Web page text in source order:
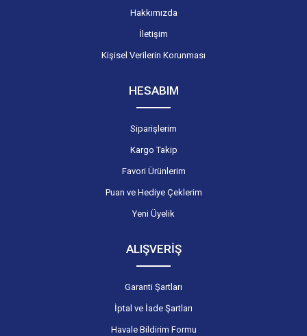
Hakkımızda
İletişim
Kişisel Verilerin Korunması
HESABIM
Siparişlerim
Kargo Takip
Favori Ürünlerim
Puan ve Hediye Çeklerim
Yeni Üyelik
ALIŞVERİŞ
Garanti Şartları
İptal ve İade Şartları
Havale Bildirim Formu